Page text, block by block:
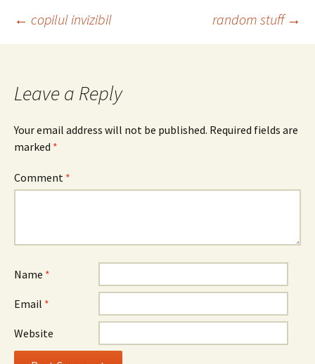
Post
← copilul invizibil random stuff →
Leave a Reply
Your email address will not be published. Required fields are
marked *
Comment *
Name *
Email *
Website